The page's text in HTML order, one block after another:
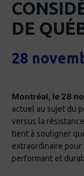
DE
28
Montréal, le 28
actuel au sujet du
versus la
tient à souligner
extraordinaire pour
performant et